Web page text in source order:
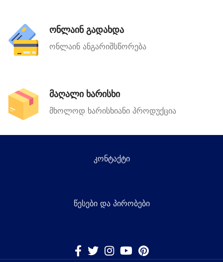
ონლაინ გადახდა
ონლაინ ანგარიშსწორება
მაღალი ხარისხი
მხოლოდ ხარისხიანი პროდუქცია
კონტაქტი
წესები და პირობები